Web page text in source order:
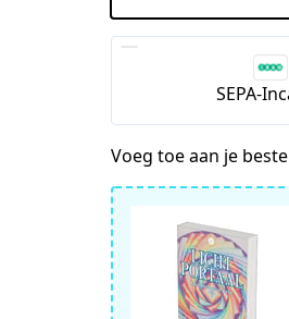
SEPA-
Voeg toe aan je